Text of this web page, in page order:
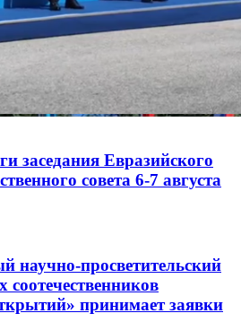
заседания Евразийского
совета 6-7 августа
научно-просветительский
принимает заявки